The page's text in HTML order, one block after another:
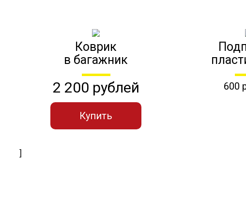
Коврик
в багажник
2 200 рублей
Купить
600
]